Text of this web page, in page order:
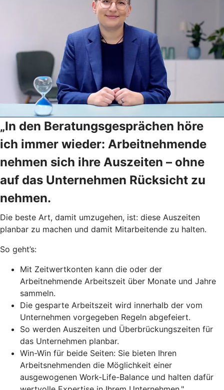
„In den Beratungsgesprächen höre
ich immer wieder: Arbeitnehmende
nehmen sich ihre Auszeiten – ohne
auf das Unternehmen Rücksicht zu
nehmen.
Die beste Art, damit umzugehen, ist: diese Auszeiten
planbar zu machen und damit Mitarbeitende zu halten.
So geht’s:
Mit Zeitwertkonten kann die oder der
Arbeitnehmende Arbeitszeit über Monate und Jahre
sammeln.
Die gesparte Arbeitszeit wird innerhalb der vom
Unternehmen vorgegeben Regeln abgefeiert.
So werden Auszeiten und Überbrückungszeiten für
das Unternehmen planbar.
Win-Win für beide Seiten: Sie bieten Ihren
Arbeitsnehmenden die Möglichkeit einer
ausgewogenen Work-Life-Balance und halten dafür